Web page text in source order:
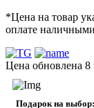
*Цена на товар
оплате
Цена обновлена 8
Подарок на